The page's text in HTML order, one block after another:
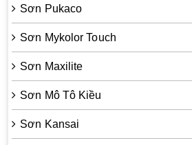
Sơn Pukaco
Sơn Mykolor Touch
Sơn Maxilite
Sơn Mô Tô Kiều
Sơn Kansai